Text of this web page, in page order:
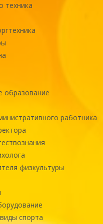
техника
образование
работника
физкультуры
спорта